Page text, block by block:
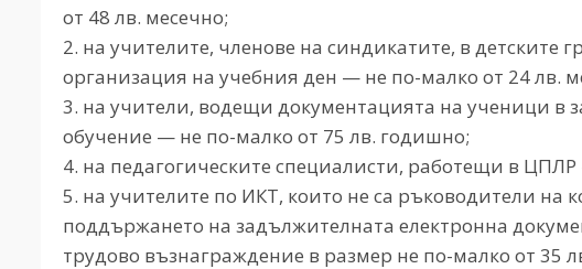
от 48 лв. месечно;
2. на учителите, членове на синдикатите, в детските
организация на учебния ден — не по-малко от 24 лв.
3. на учители, водещи документацията на ученици в
обучение — не по-малко от 75 лв. годишно;
4. на педагогическите специалисти, работещи в
5. на учителите по ИКТ, които не са ръководители на
поддържането на задължителната електронна
трудово възнаграждение в размер не по-малко от 35